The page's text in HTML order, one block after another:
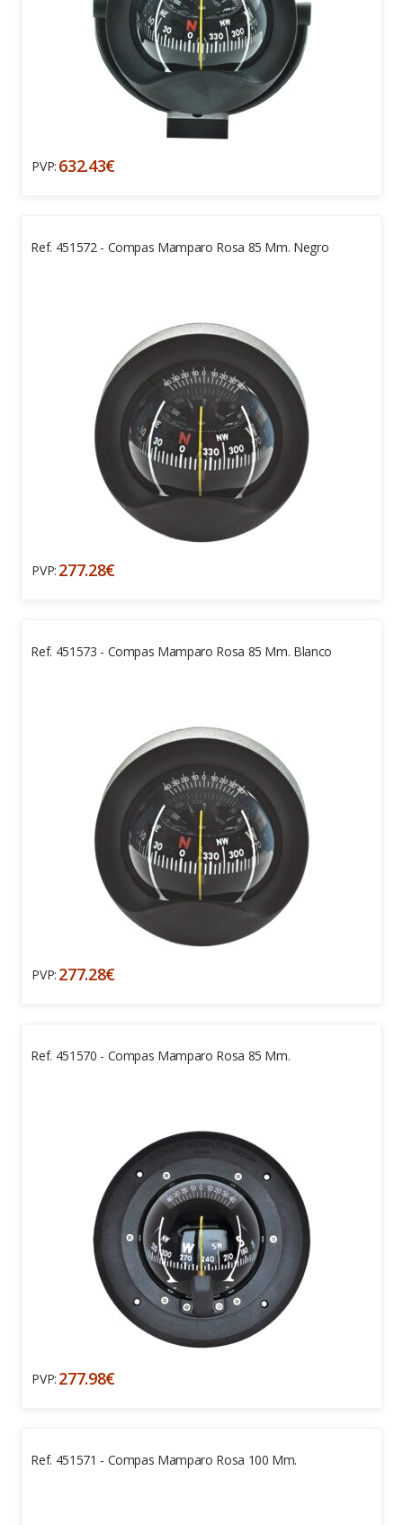
PVP: 632.43€
Ref. 451572 - Compas Mamparo Rosa 85 Mm. Negro
PVP: 277.28€
Ref. 451573 - Compas Mamparo Rosa 85 Mm. Blanco
PVP: 277.28€
Ref. 451570 - Compas Mamparo Rosa 85 Mm.
PVP: 277.98€
Ref. 451571 - Compas Mamparo Rosa 100 Mm.